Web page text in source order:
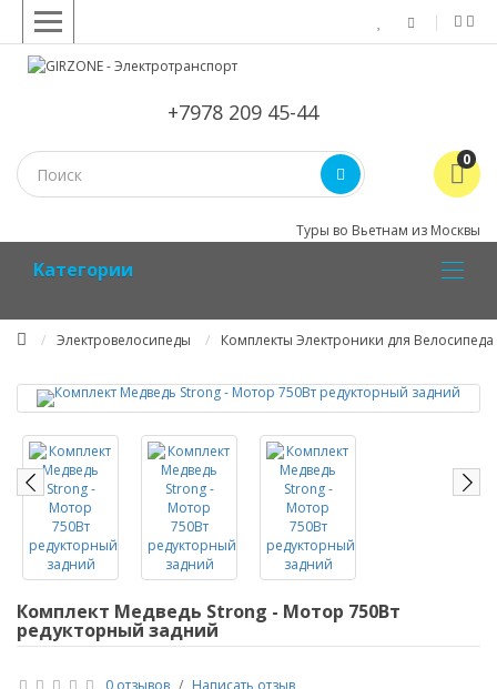
+7978 209 45-44
0
Туры во Вьетнам из Москвы
Kатегории
Электровелосипеды Комплекты Электроники для Велосипеда
Комплект Медведь Strong - Мотор 750Вт
редукторный задний
0 отзывов / Написать отзыв